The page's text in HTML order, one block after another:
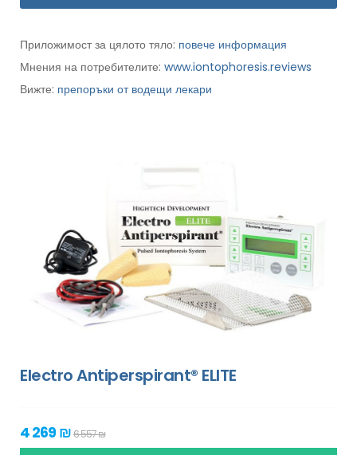
Приложимост за цялото тяло: повече информация
Мнения на потребителите: www.iontophoresis.reviews
Вижте: препоръки от водещи лекари
Electro Antiperspirant® ELITE
4 269 ₪6 557 ₪